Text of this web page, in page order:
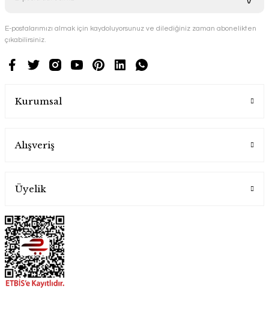
E-postalarımızı almak için kaydoluyorsunuz ve dilediğiniz zaman abonelikten
çıkabilirsiniz.
Kurumsal
Alışveriş
Üyelik